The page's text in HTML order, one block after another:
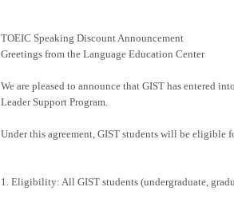
TOEIC Speaking Discount Announcement
Greetings from the Language Education Center
We are pleased to announce that GIST has entered
Leader Support Program.
Under this agreement, GIST students will be eligible
1. Eligibility: All GIST students (undergraduate,